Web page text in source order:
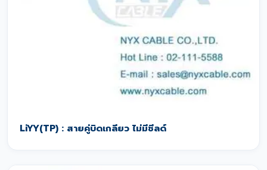
LiYY(TP) : สายคู่บิดเกลียว ไม่มีชีลด์